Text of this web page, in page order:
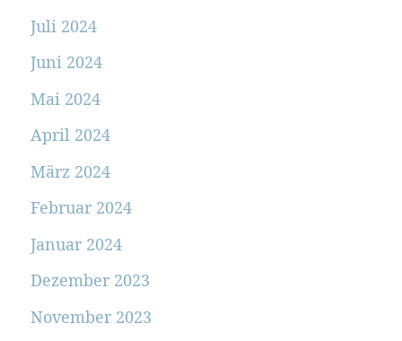
Juli 2024
Juni 2024
Mai 2024
April 2024
März 2024
Februar 2024
Januar 2024
Dezember 2023
November 2023